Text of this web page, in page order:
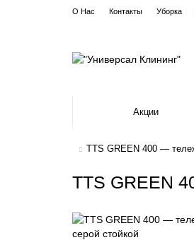
О Нас Контакты Уборка
Акции
TTS GREEN 400 —
TTS GREEN